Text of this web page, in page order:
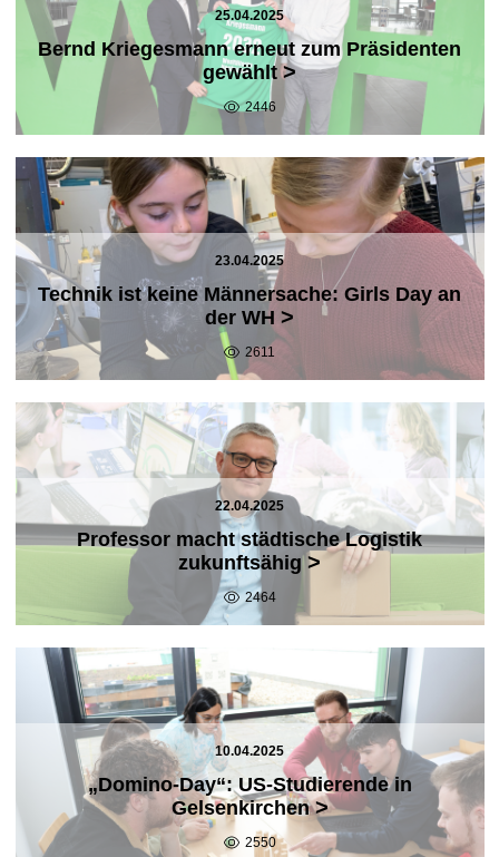
25.04.2025
Bernd Kriegesmann erneut zum Präsidenten
gewählt>
2446
23.04.2025
Technik ist keine Männersache: Girls Day an
der WH >
2611
22.04.2025
Professor macht städtische Logistik
zukunftsähig>
2464
10.04.2025
„Domino-Day“: US-Studierende in
Gelsenkirchen>
2550